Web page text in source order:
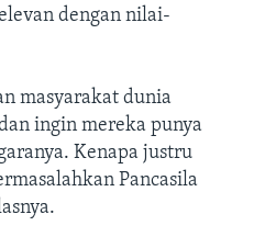
dengan nilai-
masyarakat dunia
ingin mereka punya
Kenapa justru
Pancasila